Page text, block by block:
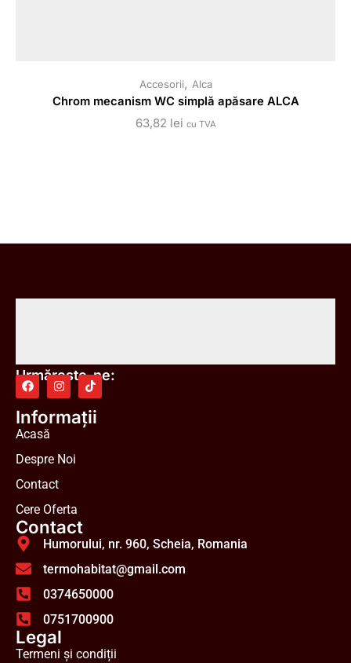
Accesorii, Alca
Chrom mecanism WC simplă apăsare ALCA
63,82 lei cu TVA
Urmărește-ne:
Informații
Acasă
Despre Noi
Contact
Cere Oferta
Contact
Humorului, nr. 960, Scheia, Romania
termohabitat@gmail.com
0374650000
0751700900
Legal
Termeni și condiții